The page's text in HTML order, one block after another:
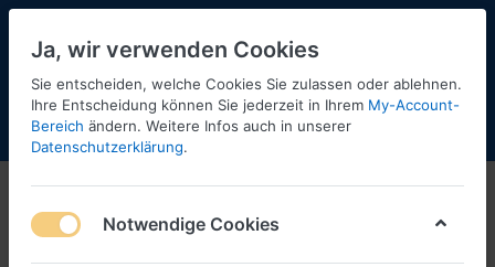
Menü Anmelden Shopaktualisierung
Ja, wir verwenden Cookies
Sie entscheiden, welche Cookies Sie zulassen oder ablehnen.
Ihre Entscheidung können Sie jederzeit in Ihrem My-Account-
Bereich ändern. Weitere Infos auch in unserer
Datenschutzerklärung.
Notwendige Cookies